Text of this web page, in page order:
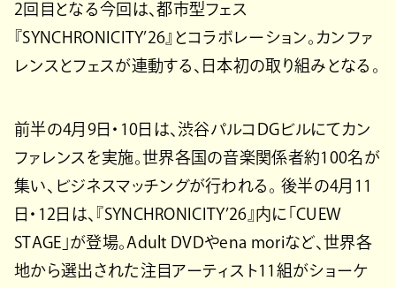
2回目となる今回は、都市型フェス
『SYNCHRONICITY’26』とコラボレーション。カンファ
レンスとフェスが連動する、日本初の取り組みとなる。
前半の4月9日・10日は、渋谷パルコDGビルにてカン
ファレンスを実施。世界各国の音楽関係者約100名が
集い、ビジネスマッチングが行われる。 後半の4月11
日・12日は、『SYNCHRONICITY’26』内に「CUEW
STAGE」が登場。Adult DVDやena moriなど、世界各
地から選出された注目アーティスト11組がショーケ